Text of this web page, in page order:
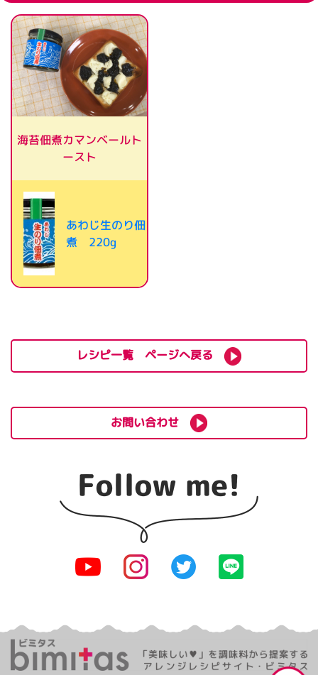
海苔佃煮カマンベールト
ースト
あわじ生のり佃
煮 220g
レシピ一覧 ページへ戻る
お問い合わせ